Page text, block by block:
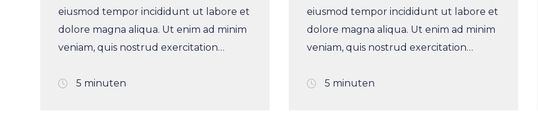
eiusmod tempor incididunt ut labore et
dolore magna aliqua. Ut enim ad minim
veniam, quis nostrud exercitation
commodo consequat. Duis aute irure
5 minuten
eiusmod tempor incididunt ut labore et
dolore magna aliqua. Ut enim ad minim
veniam, quis nostrud exercitation
commodo consequat. Duis aute irure
5 minuten